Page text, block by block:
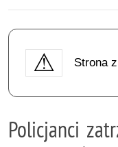
Strona
Policjanci